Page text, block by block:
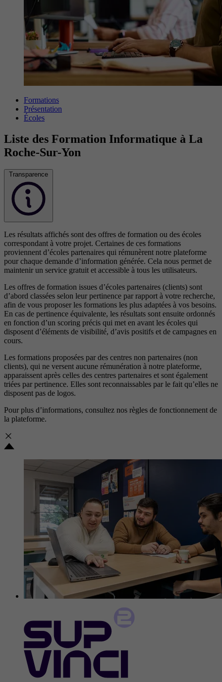
Formations
Présentation
Écoles
Liste des Formation Informatique à La
Roche-Sur-Yon
Transparence
Les résultats affichés sont des offres de formation ou des écoles
correspondant à votre projet. Certaines de ces formations
proviennent d’écoles partenaires qui rémunèrent notre plateforme
pour chaque demande d’information générée. Cela nous permet de
maintenir un service gratuit et accessible à tous les utilisateurs.
Les offres de formation issues d’écoles partenaires (clients) sont
d’abord classées selon leur pertinence par rapport à votre recherche,
afin de vous proposer les formations les plus adaptées à vos besoins.
En cas de pertinence équivalente, les résultats sont ensuite ordonnés
en fonction d’un scoring précis qui met en avant les écoles qui
disposent d’éléments de visibilité, d’avis positifs et de campagnes en
cours.
Les formations proposées par des centres non partenaires (non
clients), qui ne versent aucune rémunération à notre plateforme,
apparaissent après celles des centres partenaires et sont également
triées par pertinence. Elles sont reconnaissables par le fait qu’elles ne
disposent pas de logos.
Pour plus d’informations, consultez nos règles de fonctionnement de
la plateforme.